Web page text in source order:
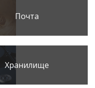
Почта
Хранилище